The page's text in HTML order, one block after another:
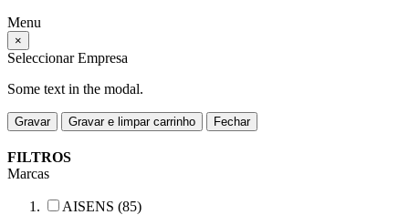
Menu
×
Seleccionar Empresa
Some text in the modal.
Gravar Gravar e limpar carrinho Fechar
FILTROS
Marcas
AISENS (85)